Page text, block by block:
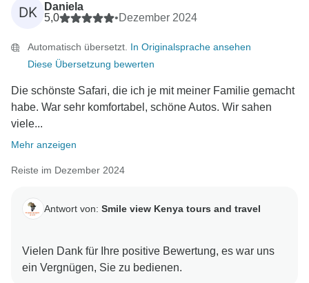
DK
Daniela
5,0
•Dezember 2024
Automatisch übersetzt. In Originalsprache ansehen
Diese Übersetzung bewerten
Die schönste Safari, die ich je mit meiner Familie gemacht
habe. War sehr komfortabel, schöne Autos. Wir sahen
viele...
Mehr anzeigen
Reiste im Dezember 2024
Antwort von: Smile view Kenya tours and travel
Vielen Dank für Ihre positive Bewertung, es war uns